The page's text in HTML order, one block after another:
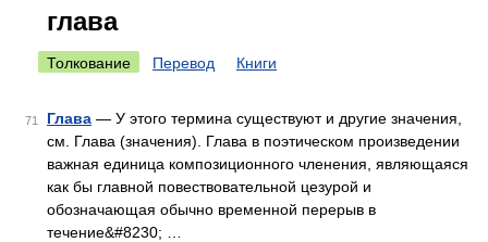
глава
Толкование Перевод Книги
71 Глава — У этого термина существуют и другие значения,
см. Глава (значения). Глава в поэтическом произведении
важная единица композиционного членения, являющаяся
как бы главной повествовательной цезурой и
обозначающая обычно временной перерыв в
течение&#8230; …